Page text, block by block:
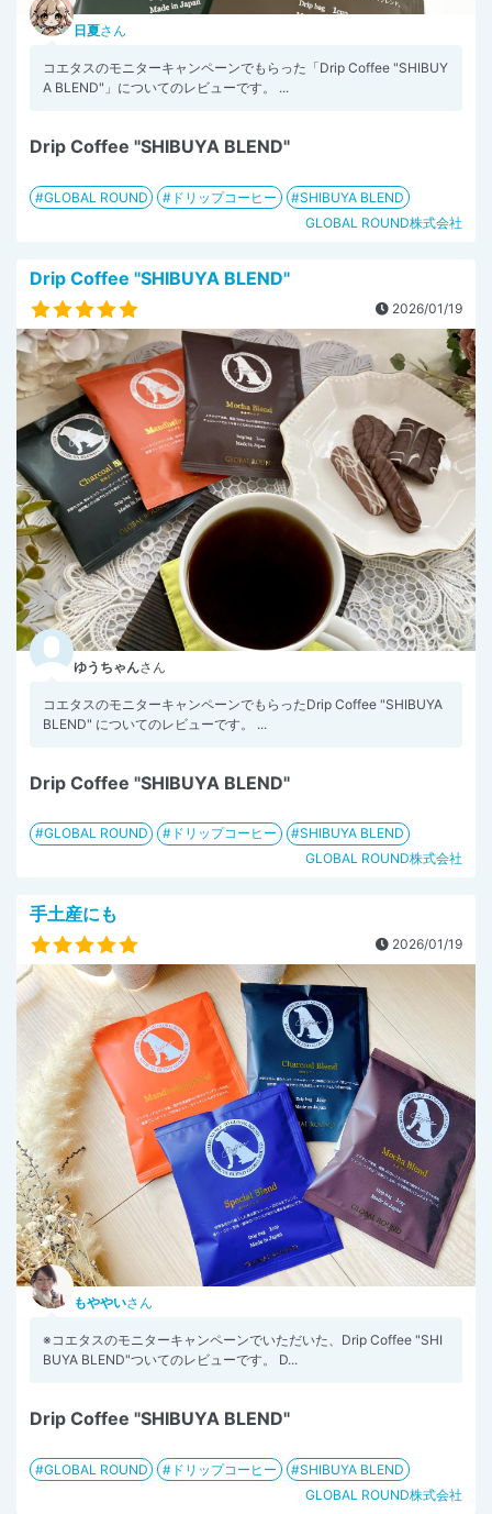
日夏さん
コエタスのモニターキャンペーンでもらった「Drip Coffee "SHIBUY
A BLEND"」についてのレビューです。 ...
Drip Coffee "SHIBUYA BLEND"
GLOBAL ROUND ドリップコーヒー
SHIBUYA BLEND
GLOBAL ROUND株式会社
Drip Coffee "SHIBUYA BLEND"
2026/01/19
ゆうちゃんさん
コエタスのモニターキャンペーンでもらったDrip Coffee "SHIBUYA
BLEND" についてのレビューです。 ...
Drip Coffee "SHIBUYA BLEND"
GLOBAL ROUND ドリップコーヒー
SHIBUYA BLEND
GLOBAL ROUND株式会社
手土産にも
2026/01/19
もややいさん
※コエタスのモニターキャンペーンでいただいた、Drip Coffee "SHI
BUYA BLEND"ついてのレビューです。 D...
Drip Coffee "SHIBUYA BLEND"
GLOBAL ROUND ドリップコーヒー
SHIBUYA BLEND
GLOBAL ROUND株式会社